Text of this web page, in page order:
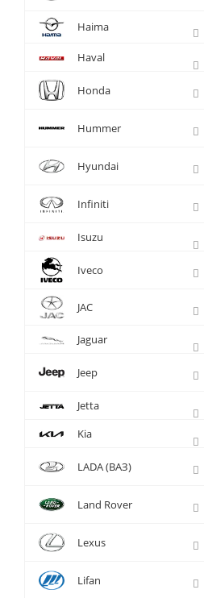
Haima
Haval
Honda
Hummer
Hyundai
Infiniti
Isuzu
Iveco
JAC
Jaguar
Jeep
Jetta
Kia
LADA (ВАЗ)
Land Rover
Lexus
Lifan